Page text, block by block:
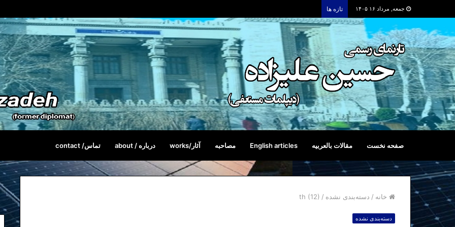
جمعه, مرداد ۱۶ ۱۴۰۵ تازه ها
صفحه نخست مقالات بالعربیه English articles مصاحبه آثار/works درباره / about تماس/ contact
خانه / دسته‌بندی نشده /
th (12)
دسته‌بندی نشده